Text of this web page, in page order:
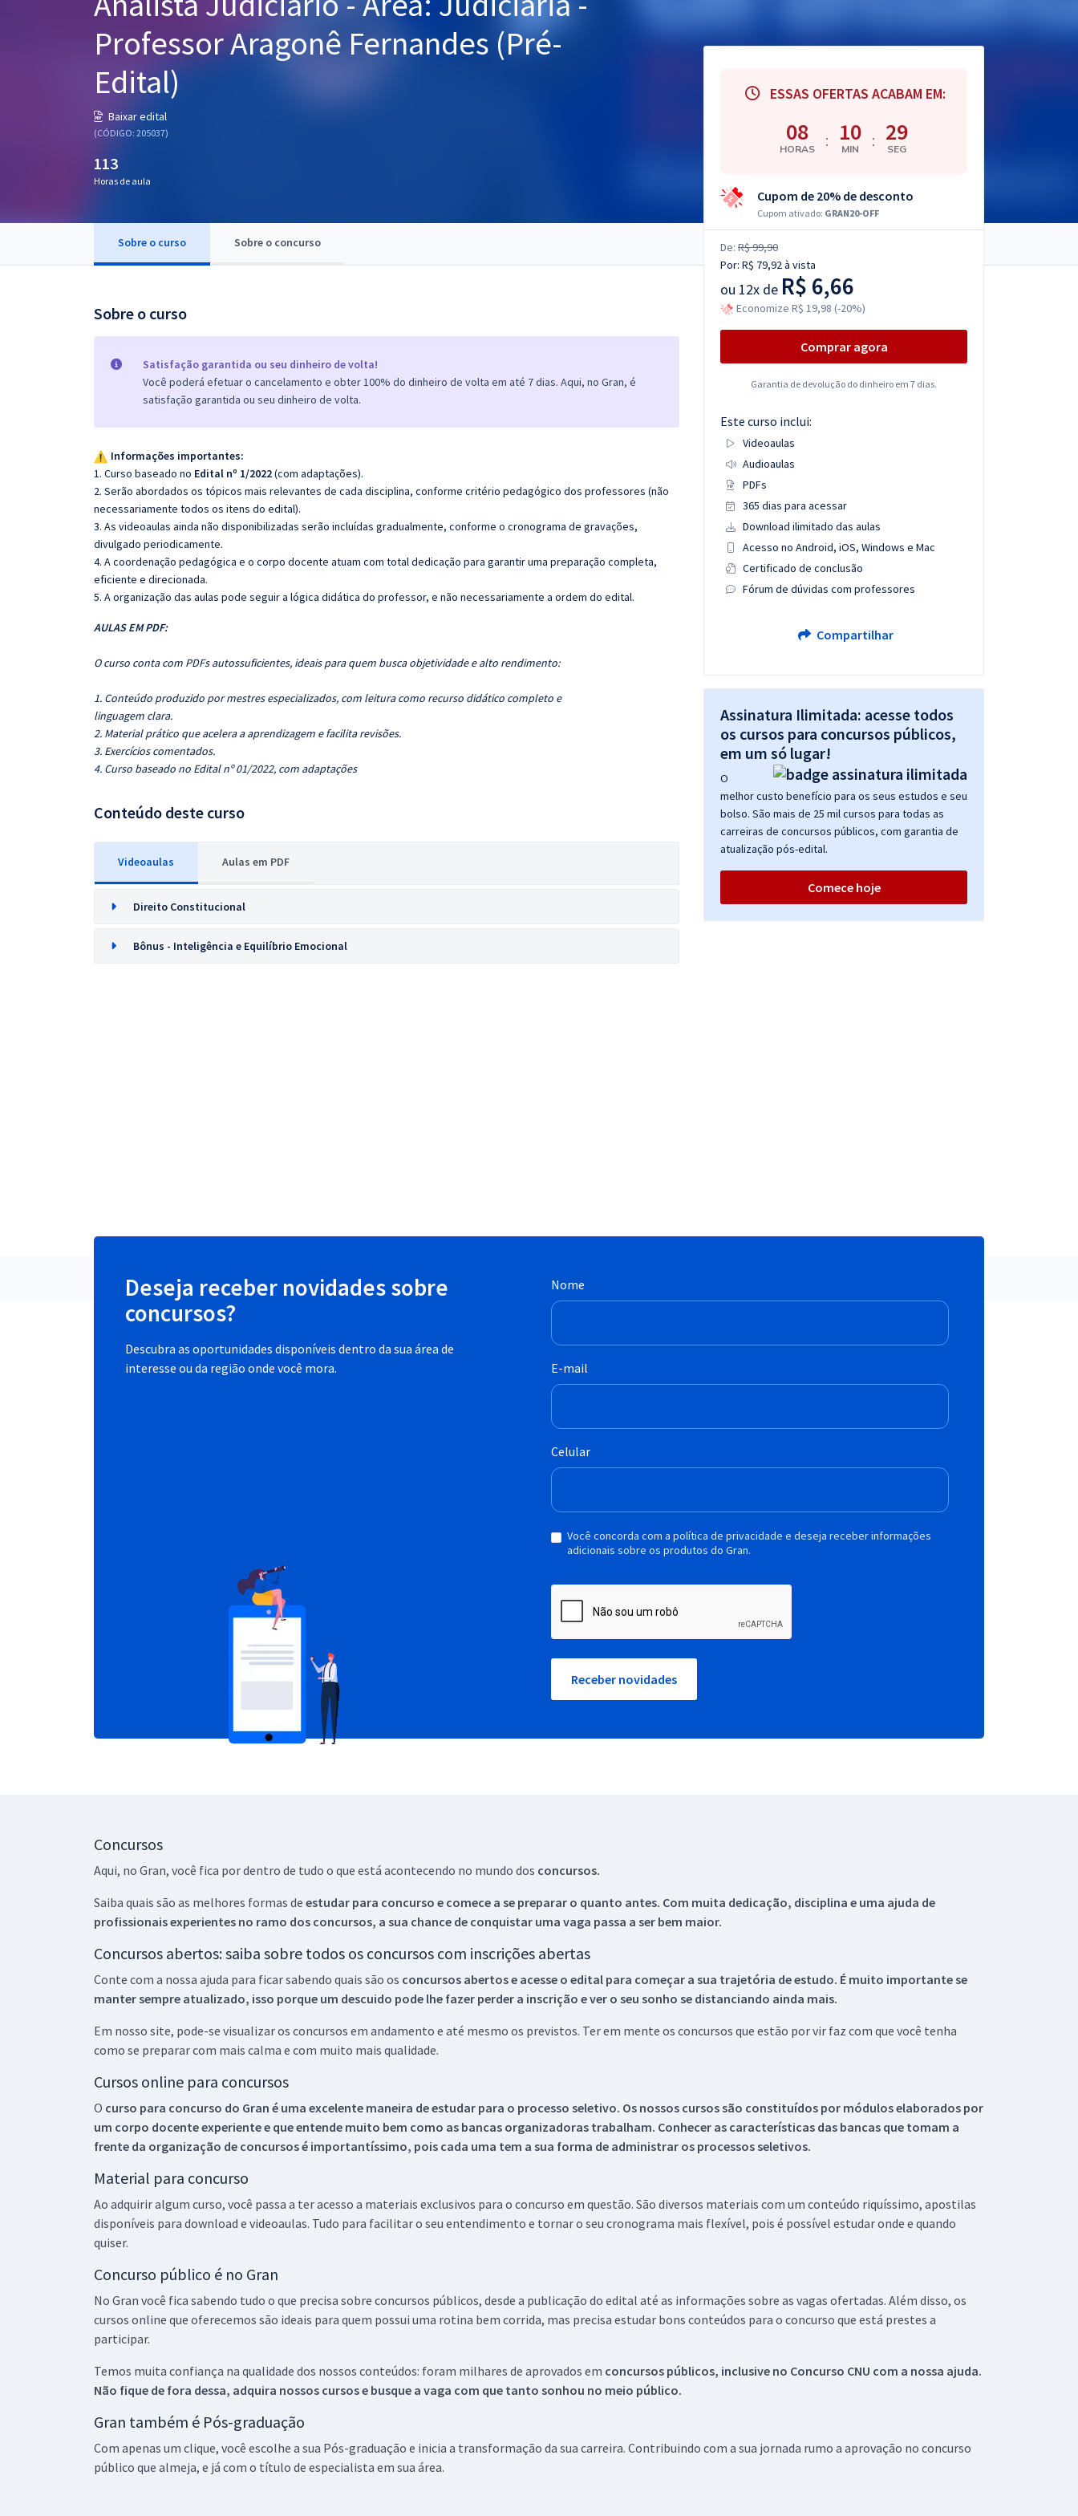
Questões grátis
Professor Aragonê Fernandes (Pré-
Edital)
Baixar edital
(CÓDIGO: 205037)
113
Horas de aula
Sobre o curso Sobre o concurso
Sobre o curso
Satisfação garantida ou seu dinheiro de volta!
Você poderá efetuar o cancelamento e obter 100% do dinheiro de volta em até 7 dias. Aqui, no Gran, é
satisfação garantida ou seu dinheiro de volta.
Informações importantes:
1. Curso baseado no Edital nº 1/2022(com adaptações).
2. Serão abordados os tópicos mais relevantes de cada disciplina, conforme critério pedagógico dos professores (não
necessariamente todos os itens do edital).
3. As videoaulas ainda não disponibilizadas serão incluídas gradualmente, conforme o cronograma de gravações,
divulgado periodicamente.
4. A coordenação pedagógica e o corpo docente atuam com total dedicação para garantir uma preparação completa,
eficiente e direcionada.
5. A organização das aulas pode seguir a lógica didática do professor, e não necessariamente a ordem do edital.
AULAS EM PDF:
O curso conta com PDFs autossuficientes, ideais para quem busca objetividade e alto rendimento:
1. Conteúdo produzido por mestres especializados, com leitura como recurso didático completo e
linguagem clara.
2. Material prático que acelera a aprendizagem e facilita revisões.
3. Exercícios comentados.
4. Curso baseado no Edital nº 01/2022, com adaptações
Conteúdo deste curso
Videoaulas Aulas em PDF
Direito Constitucional
Bônus - Inteligência e Equilíbrio Emocional
ESSAS OFERTAS ACABAM EM:
08
HORAS : 10
MIN : 27
SEG
Cupom de 20% de desconto
Cupom ativado: GRAN20-OFF
De: R$ 99,90
Por: R$ 79,92à vista
ou 12x de R$ 6,66
Economize R$ 19,98 (-20%)
Comprar agora
Garantia de devolução do dinheiro em 7 dias.
Este curso inclui:
Videoaulas
Audioaulas
PDFs
365 dias para acessar
Download ilimitado das aulas
Acesso no Android, iOS, Windows e Mac
Certificado de conclusão
Fórum de dúvidas com professores
Compartilhar
Assinatura Ilimitada: acesse todos
os cursos para concursos públicos,
em um só lugar!
O
melhor custo benefício para os seus estudos e seu
bolso. São mais de 25 mil cursos para todas as
carreiras de concursos públicos, com garantia de
atualização pós-edital.
Comece hoje
Deseja receber novidades sobre
concursos?
Descubra as oportunidades disponíveis dentro da sua área de
interesse ou da região onde você mora.
Nome
E-mail
Celular
Você concorda com a política de privacidade e deseja receber informações
adicionais sobre os produtos do Gran.
Receber novidades
Concursos
Aqui, no Gran, você fica por dentro de tudo o que está acontecendo no mundo dos concursos.
Saiba quais são as melhores formas de estudar para concurso e comece a se preparar o quanto antes. Com muita dedicação, disciplina e uma ajuda de
profissionais experientes no ramo dos concursos, a sua chance de conquistar uma vaga passa a ser bem maior.
Concursos abertos: saiba sobre todos os concursos com inscrições abertas
Conte com a nossa ajuda para ficar sabendo quais são os concursos abertos e acesse o edital para começar a sua trajetória de estudo. É muito importante se
manter sempre atualizado, isso porque um descuido pode lhe fazer perder a inscrição e ver o seu sonho se distanciando ainda mais.
Em nosso site, pode-se visualizar os concursos em andamento e até mesmo os previstos. Ter em mente os concursos que estão por vir faz com que você tenha
como se preparar com mais calma e com muito mais qualidade.
Cursos online para concursos
O curso para concurso do Gran é uma excelente maneira de estudar para o processo seletivo. Os nossos cursos são constituídos por módulos elaborados por
um corpo docente experiente e que entende muito bem como as bancas organizadoras trabalham. Conhecer as características das bancas que tomam a
frente da organização de concursos é importantíssimo, pois cada uma tem a sua forma de administrar os processos seletivos.
Material para concurso
Ao adquirir algum curso, você passa a ter acesso a materiais exclusivos para o concurso em questão. São diversos materiais com um conteúdo riquíssimo, apostilas
disponíveis para download e videoaulas. Tudo para facilitar o seu entendimento e tornar o seu cronograma mais flexível, pois é possível estudar onde e quando
quiser.
Concurso público é no Gran
No Gran você fica sabendo tudo o que precisa sobre concursos públicos, desde a publicação do edital até as informações sobre as vagas ofertadas. Além disso, os
cursos online que oferecemos são ideais para quem possui uma rotina bem corrida, mas precisa estudar bons conteúdos para o concurso que está prestes a
participar.
Temos muita confiança na qualidade dos nossos conteúdos: foram milhares de aprovados em concursos públicos, inclusive no Concurso CNU com a nossa ajuda.
Não fique de fora dessa, adquira nossos cursos e busque a vaga com que tanto sonhou no meio público.
Gran também é Pós-graduação
Com apenas um clique, você escolhe a sua Pós-graduação e inicia a transformação da sua carreira. Contribuindo com a sua jornada rumo a aprovação no concurso
público que almeja, e já com o título de especialista em sua área.